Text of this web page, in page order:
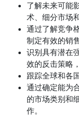
了解未来可能
术、细分市场
通过了解竞争
制定有效的销
识别具有潜在
效的反击策略
跟踪全球和各
通过确定能为
的市场类别和
作。